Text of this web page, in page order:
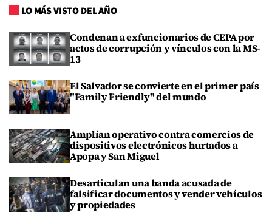
LO MÁS VISTO DEL AÑO
Condenan a exfuncionarios de CEPA por
actos de corrupción y vínculos con la MS-
13
El Salvador se convierte en el primer país
"Family Friendly" del mundo
Amplían operativo contra comercios de
dispositivos electrónicos hurtados a
Apopa y San Miguel
Desarticulan una banda acusada de
falsificar documentos y vender vehículos
y propiedades